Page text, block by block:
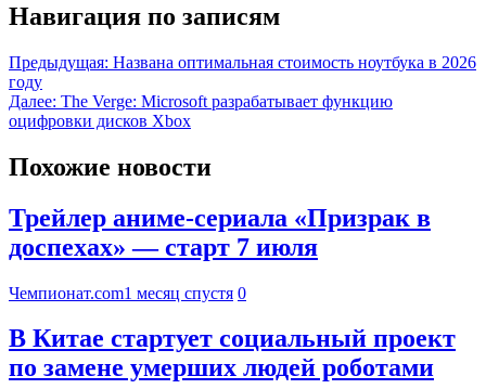
Навигация по записям
Предыдущая: Названа оптимальная стоимость ноутбука в 2026
году
Далее: The Verge: Microsoft разрабатывает функцию
оцифровки дисков Xbox
Похожие новости
Трейлер аниме-сериала «Призрак в
доспехах» — старт 7 июля
Чемпионат.com1 месяц спустя 0
В Китае стартует социальный проект
по замене умерших людей роботами